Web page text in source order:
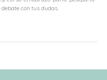
con tus dudas.